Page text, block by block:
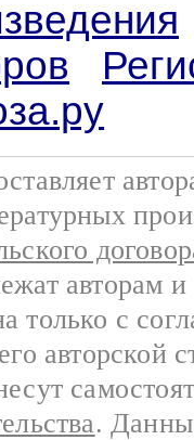
авторам
только с
авторской
.